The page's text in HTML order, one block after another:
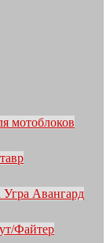
мотоблоков
Авангард
Файтер